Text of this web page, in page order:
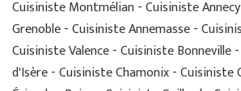
Cuisiniste Montmélian - Cuisiniste
Grenoble - Cuisiniste Annemasse -
Cuisiniste Valence - Cuisiniste Bonneville
d'Isère - Cuisiniste Chamonix - Cuisiniste